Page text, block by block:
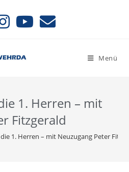
Menü
1. Herren – mit
Fitzgerald
1. Herren – mit Neuzugang Peter